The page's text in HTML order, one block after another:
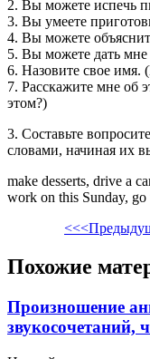
2. Вы можете испечь
3. Вы умеете
4. Вы можете
5. Вы можете дать мне
6. Назовите свое имя.
7. Расскажите мне об
этом?)
3. Составьте
словами, начиная их
make desserts, drive a
work on this Sunday,
Похожие
Произношение
звукосочетаний,